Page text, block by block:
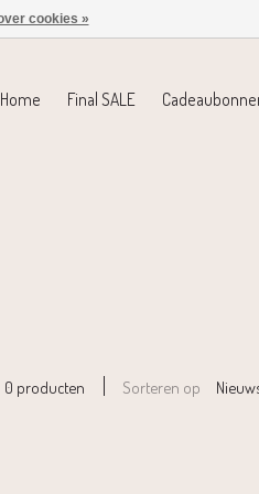
Home Final SALE
0 producten Sorteren op
cookies »